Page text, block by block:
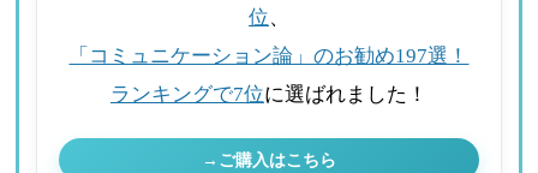
位、
「コミュニケーション論」のお勧め197選！
ランキングで7位に選ばれました！
→ご購入はこちら